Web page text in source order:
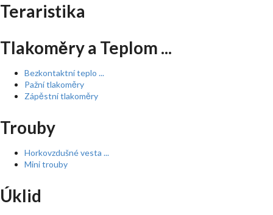
Teraristika
Tlakoměry a Teplom ...
Bezkontaktní teplo ...
Pažní tlakoměry
Zápěstní tlakoměry
Trouby
Horkovzdušné vesta ...
Mini trouby
Úklid